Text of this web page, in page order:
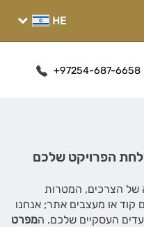
+97254-687-6658
הפרויקט שלכם
של הצרכים, המטרות
קוד או מעצבים אתר; אנחנו
העסקיים שלכם. המפרט